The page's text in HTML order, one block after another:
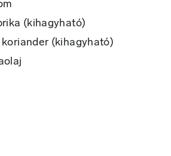
(kihagyható)
(kihagyható)